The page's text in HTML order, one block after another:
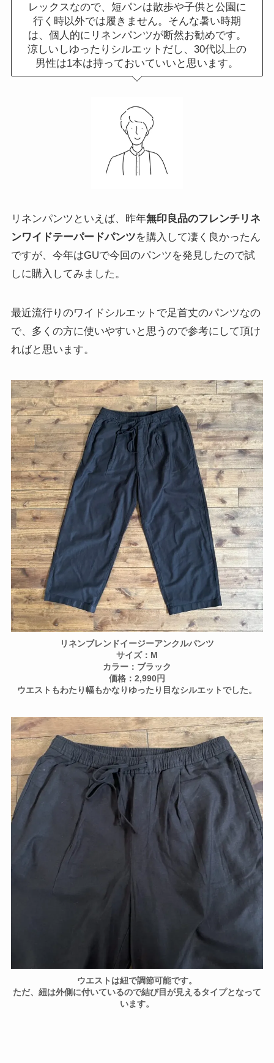
レックスなので、短パンは散歩や子供と公園に
行く時以外では履きません。そんな暑い時期
は、個人的にリネンパンツが断然お勧めです。
涼しいしゆったりシルエットだし、30代以上の
男性は1本は持っておいていいと思います。
リネンパンツといえば、昨年無印良品のフレンチリネ
ンワイドテーパードパンツを購入して凄く良かったん
ですが、今年はGUで今回のパンツを発見したので試
しに購入してみました。
最近流行りのワイドシルエットで足首丈のパンツなの
で、多くの方に使いやすいと思うので参考にして頂け
ればと思います。
リネンブレンドイージーアンクルパンツ
サイズ：M
カラー：ブラック
価格：2,990円
ウエストもわたり幅もかなりゆったり目なシルエットでした。
ウエストは紐で調節可能です。
ただ、紐は外側に付いているので結び目が見えるタイプとなって
います。